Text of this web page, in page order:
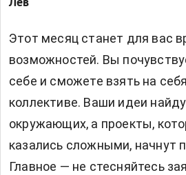
Лев
Этот месяц станет для вас
возможностей. Вы
себе и сможете взять на
коллективе. Ваши идеи
окружающих, а проекты,
казались сложными, начнут
Главное — не стесняйтесь